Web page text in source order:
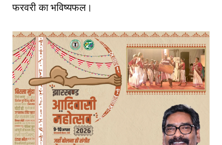
फरवरी का भविष्यफल।